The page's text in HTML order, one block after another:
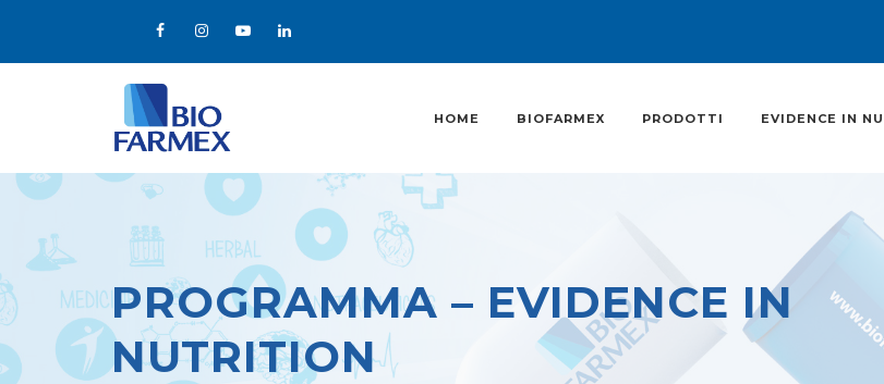
HOME BIOFARMEX PRODOTTI EVIDENCE IN
PROGRAMMA – EVIDENCE IN
NUTRITION